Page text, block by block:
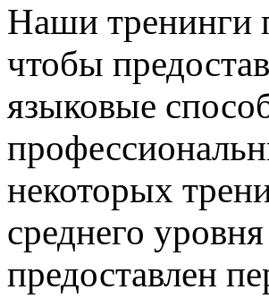
Наши тренинги
чтобы
языковые
некоторых
среднего
предоставлен